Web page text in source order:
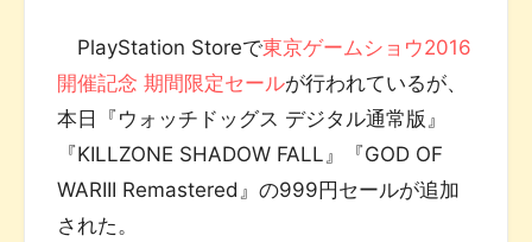
PlayStation Storeで東京ゲームショウ2016
開催記念 期間限定セールが行われているが、
本日『ウォッチドッグス デジタル通常版』
『KILLZONE SHADOW FALL』『GOD OF
WARIII Remastered』の999円セールが追加
された。